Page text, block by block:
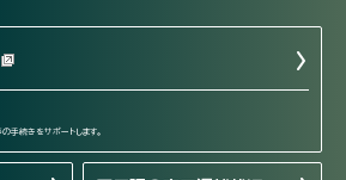
手続きをサポートします。